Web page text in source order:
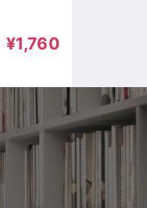
¥1,760